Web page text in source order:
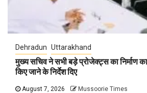
Dehradun Uttarakhand
मुख्य सचिव ने सभी बड़े प्रोजेक्ट्स का निर्माण
किए जाने के निर्देश दिए
August 7, 2026 Mussoorie Times